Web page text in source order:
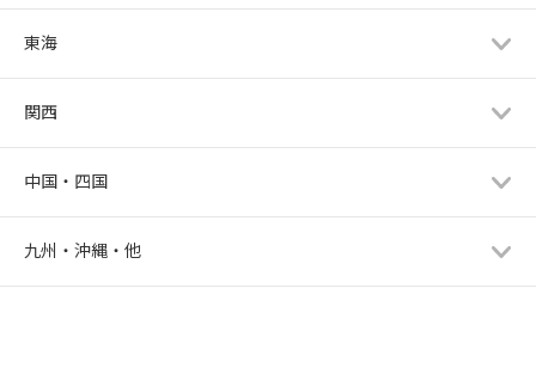
東海
関西
中国・四国
九州・沖縄・他